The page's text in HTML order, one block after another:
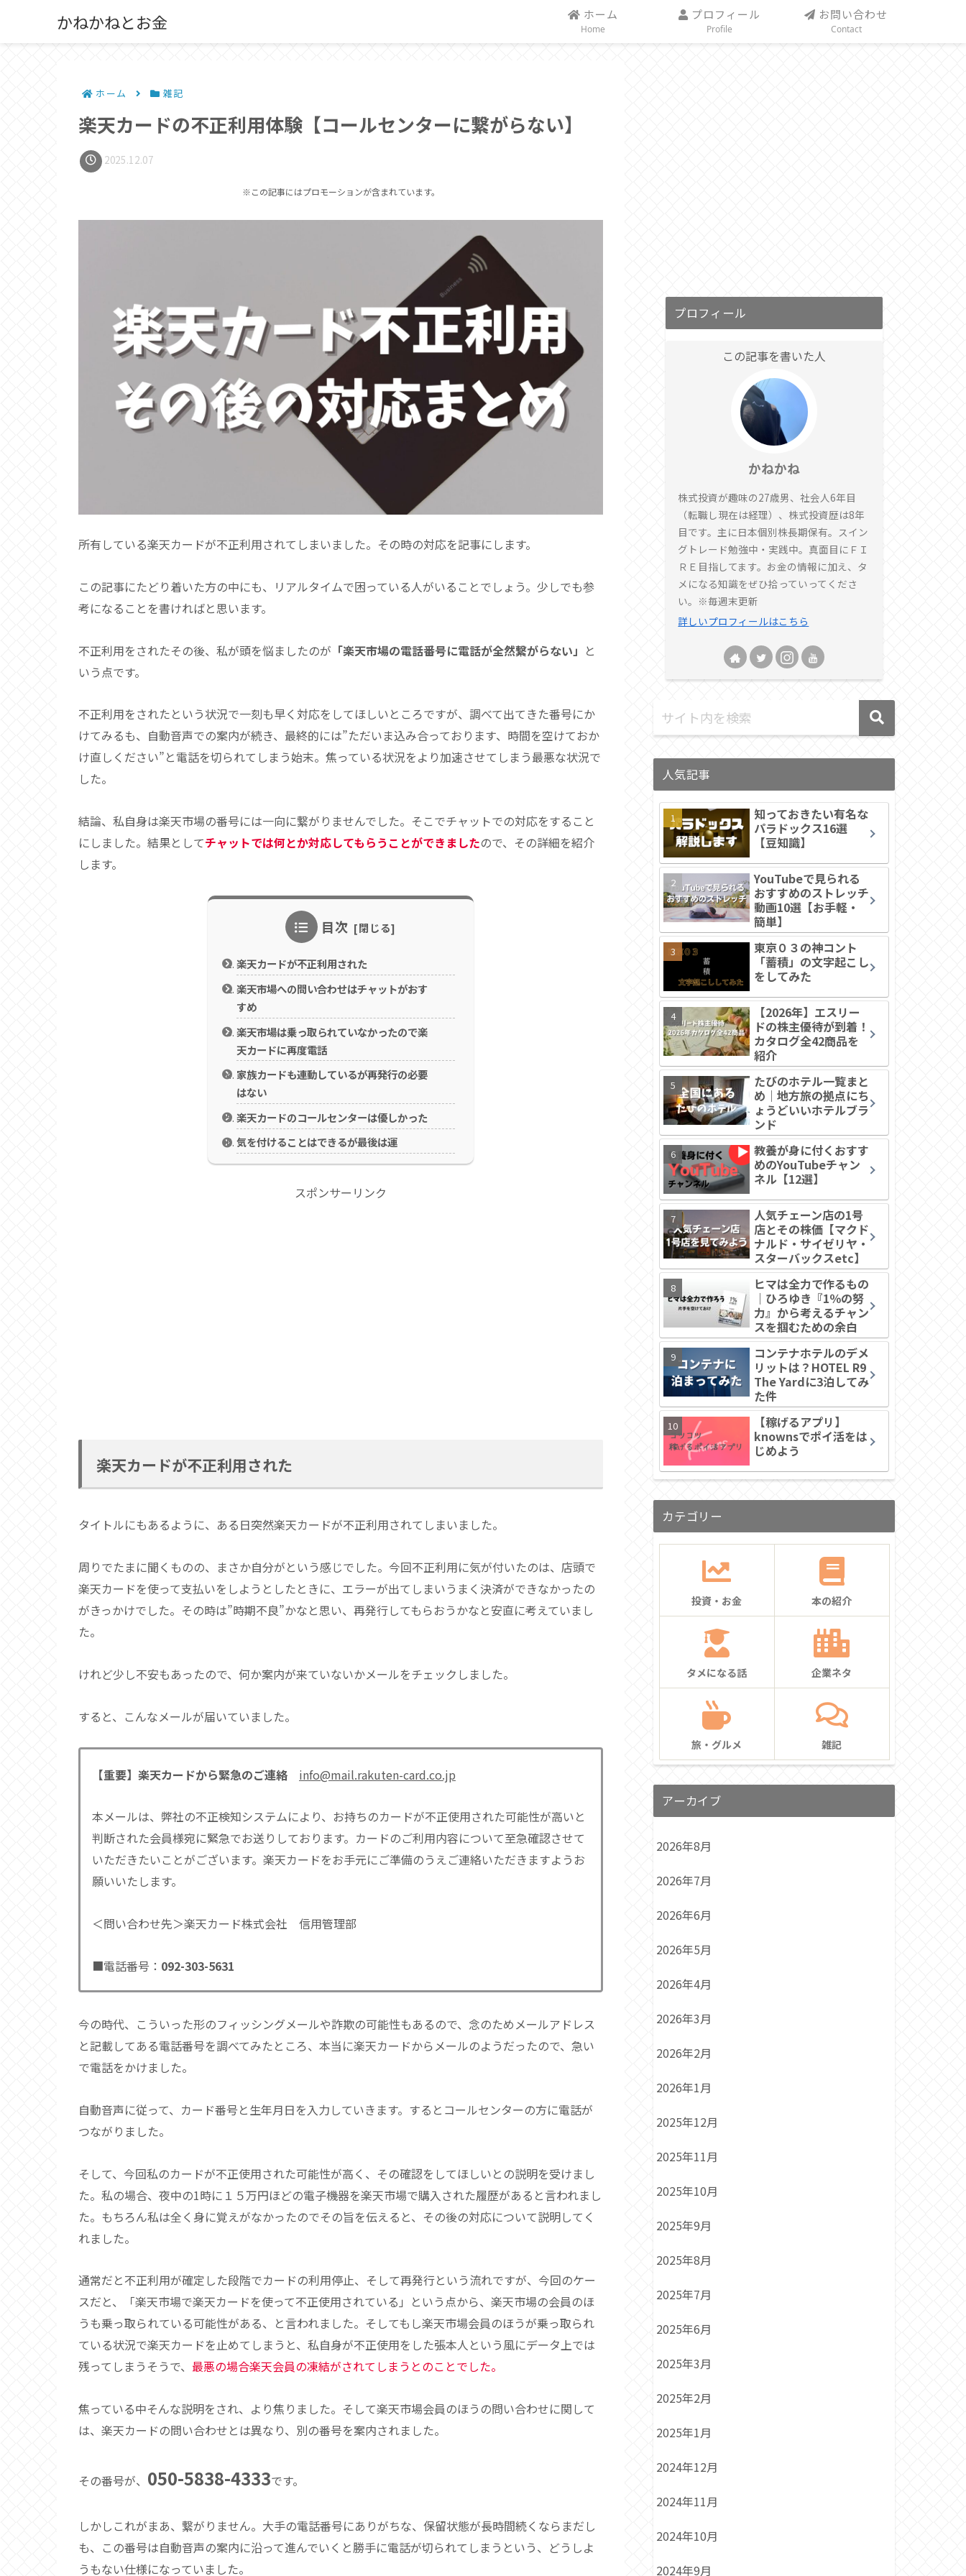
かねかねとお金 ホーム
Home
プロフィール
Profile
お問い合わせ
Contact
ホーム 雑記
楽天カードの不正利用体験【コールセンターに繋がらない】
2025.12.07
※この記事にはプロモーションが含まれています。
所有している楽天カードが不正利用されてしまいました。その時の対応を記事にします。
この記事にたどり着いた方の中にも、リアルタイムで困っている人がいることでしょう。少しでも参
考になることを書ければと思います。
不正利用をされたその後、私が頭を悩ましたのが 「楽天市場の電話番号に電話が全然繋がらない」 と
いう点です。
不正利用をされたという状況で一刻も早く対応をしてほしいところですが、調べて出てきた番号にか
けてみるも、自動音声での案内が続き、最終的には”ただいま込み合っております、時間を空けておか
け直しください”と電話を切られてしまう始末。焦っている状況をより加速させてしまう最悪な状況で
した。
結論、私自身は楽天市場の番号には一向に繋がりませんでした。そこでチャットでの対応をすること
にしました。結果としてチャットでは何とか対応してもらうことができましたので、その詳細を紹介
します。
目次
楽天カードが不正利用された
楽天市場への問い合わせはチャットがおす
すめ
楽天市場は乗っ取られていなかったので楽
天カードに再度電話
家族カードも連動しているが再発行の必要
はない
楽天カードのコールセンターは優しかった
気を付けることはできるが最後は運
スポンサーリンク
楽天カードが不正利用された
タイトルにもあるように、ある日突然楽天カードが不正利用されてしまいました。
周りでたまに聞くものの、まさか自分がという感じでした。今回不正利用に気が付いたのは、店頭で
楽天カードを使って支払いをしようとしたときに、エラーが出てしまいうまく決済ができなかったの
がきっかけでした。その時は”時期不良”かなと思い、再発行してもらおうかなと安直に考えていまし
た。
けれど少し不安もあったので、何か案内が来ていないかメールをチェックしました。
すると、こんなメールが届いていました。
【重要】楽天カードから緊急のご連絡 info@mail.rakuten-card.co.jp
本メールは、弊社の不正検知システムにより、お持ちのカードが不正使用された可能性が高いと
判断された会員様宛に緊急でお送りしております。カードのご利用内容について至急確認させて
いただきたいことがございます。楽天カードをお手元にご準備のうえご連絡いただきますようお
願いいたします。
＜問い合わせ先＞楽天カード株式会社 信用管理部
■電話番号： 092-303-5631
今の時代、こういった形のフィッシングメールや詐欺の可能性もあるので、念のためメールアドレス
と記載してある電話番号を調べてみたところ、本当に楽天カードからメールのようだったので、急い
で電話をかけました。
自動音声に従って、カード番号と生年月日を入力していきます。するとコールセンターの方に電話が
つながりました。
そして、今回私のカードが不正使用された可能性が高く、その確認をしてほしいとの説明を受けまし
た。私の場合、夜中の1時に１５万円ほどの電子機器を楽天市場で購入された履歴があると言われまし
た。もちろん私は全く身に覚えがなかったのでその旨を伝えると、その後の対応について説明してく
れました。
通常だと不正利用が確定した段階でカードの利用停止、そして再発行という流れですが、今回のケー
スだと、「楽天市場で楽天カードを使って不正使用されている」という点から、楽天市場の会員のほ
うも乗っ取られている可能性がある、と言われました。そしてもし楽天市場会員のほうが乗っ取られ
ている状況で楽天カードを止めてしまうと、私自身が不正使用をした張本人という風にデータ上では
残ってしまうそうで、 最悪の場合楽天会員の凍結がされてしまうとのことでした。
焦っている中そんな説明をされ、より焦りました。そして楽天市場会員のほうの問い合わせに関して
は、楽天カードの問い合わせとは異なり、別の番号を案内されました。
その番号が、 050-5838-4333です。
しかしこれがまあ、繋がりません。大手の電話番号にありがちな、保留状態が長時間続くならまだし
も、この番号は自動音声の案内に沿って進んでいくと勝手に電話が切られてしまうという、どうしよ
うもない仕様になっていました。
プロフィール
この記事を書いた人
かねかね
株式投資が趣味の27歳男、社会人6年目
（転職し現在は経理）、株式投資歴は8年
目です。主に日本個別株長期保有。スイン
グトレード勉強中・実践中。真面目にＦＩ
ＲＥ目指してます。お金の情報に加え、タ
メになる知識をぜひ拾っていってくださ
い。※毎週末更新
詳しいプロフィールはこちら
人気記事
知っておきたい有名な
パラドックス16選
【豆知識】
YouTubeで見られる
おすすめのストレッチ
動画10選【お手軽・
簡単】
東京０３の神コント
「蓄積」の文字起こし
をしてみた
【2026年】エスリー
ドの株主優待が到着！
カタログ全42商品を
紹介
たびのホテル一覧まと
め｜地方旅の拠点にち
ょうどいいホテルブラ
ンド
教養が身に付くおすす
めのYouTubeチャン
ネル【12選】
人気チェーン店の1号
店とその株価【マクド
ナルド・サイゼリヤ・
スターバックスetc】
ヒマは全力で作るもの
｜ひろゆき『1％の努
力』から考えるチャン
スを掴むための余白
コンテナホテルのデメ
リットは？HOTEL R9
The Yardに3泊してみ
た件
【稼げるアプリ】
knownsでポイ活をは
じめよう
カテゴリー
投資・お金 本の紹介
タメになる話 企業ネタ
旅・グルメ 雑記
アーカイブ
2026年8月
2026年7月
2026年6月
2026年5月
2026年4月
2026年3月
2026年2月
2026年1月
2025年12月
2025年11月
2025年10月
2025年9月
2025年8月
2025年7月
2025年6月
2025年3月
2025年2月
2025年1月
2024年12月
2024年11月
2024年10月
2024年9月